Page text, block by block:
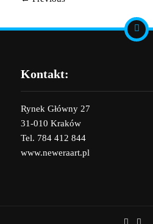
Kontakt:
Rynek Główny 27
31-010 Kraków
Tel. 784 412 844
www.neweraart.pl